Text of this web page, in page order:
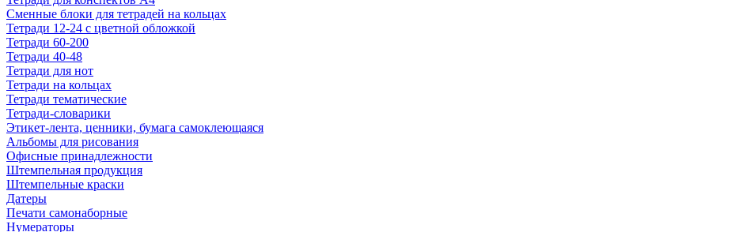
Сменные блоки для тетрадей на кольцах
Тетради 12-24 с цветной обложкой
Тетради 60-200
Тетради 40-48
Тетради для нот
Тетради на кольцах
Тетради тематические
Тетради-словарики
Этикет-лента, ценники, бумага самоклеющаяся
Альбомы для рисования
Офисные принадлежности
Штемпельная продукция
Штемпельные краски
Датеры
Печати самонаборные
Нумераторы